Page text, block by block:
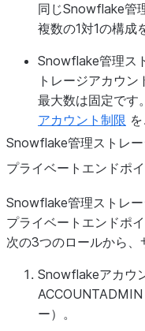
同じSnowflake管
複数の1対1の構成
Snowflake管理ス
トレージアカウ
最大数は固定です
アカウント制限
Snowflake管理ストレ
プライベートエンドポ
Snowflake管理ストレ
プライベートエンドポ
次の3つのロールから、
Snowflakeアカウ
ー）。